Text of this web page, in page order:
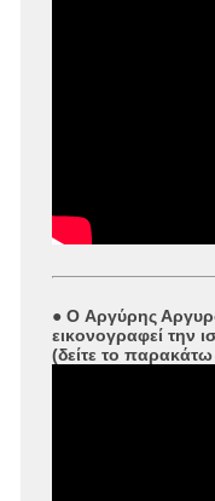
● O Αργύρης
εικονογραφεί την
(δείτε το παρακάτω